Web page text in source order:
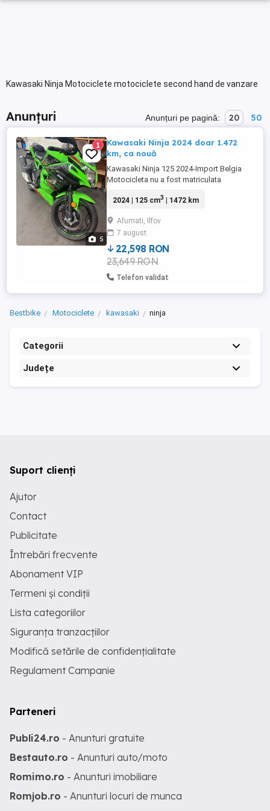
Kawasaki Ninja Motociclete motociclete second hand de vanzare
Anunțuri Anunțuri pe pagină: 20 50
5
1
Kawasaki Ninja 2024 doar 1.472
km, ca nouă
Kawasaki Ninja 125 2024-Import Belgia
Motocicleta nu a fost matriculata
foarte bună, este ca nouă, funcționează
defecte ascunse. A fost folosită foarte
puțin. Motorul este în Belgia și poate fi
adus în România fără nicio problemă. ...
2024 | 125 cm3 | 1472 km
Afumati, Ilfov
7 august
22,598 RON
23,649 RON
Telefon validat
Bestbike Motociclete kawasaki ninja
Categorii
Județe
Suport clienți
Ajutor
Contact
Publicitate
Întrebări frecvente
Abonament VIP
Termeni și condiții
Lista categoriilor
Siguranța tranzacțiilor
Modifică setările de confidențialitate
Regulament Campanie
Parteneri
Publi24.ro - Anunturi gratuite
Bestauto.ro - Anunturi auto/moto
Romimo.ro - Anunturi imobiliare
Romjob.ro - Anunturi locuri de munca